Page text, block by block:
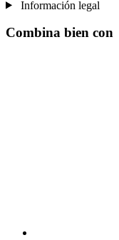
Información legal
Combina bien con